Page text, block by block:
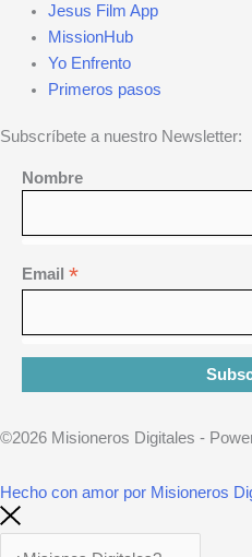
Jesus Film App
MissionHub
Yo Enfrento
Primeros pasos
Subscríbete a nuestro Newsletter:
Nombre
Email *
©2026 Misioneros Digitales -
Hecho con amor por Misioneros